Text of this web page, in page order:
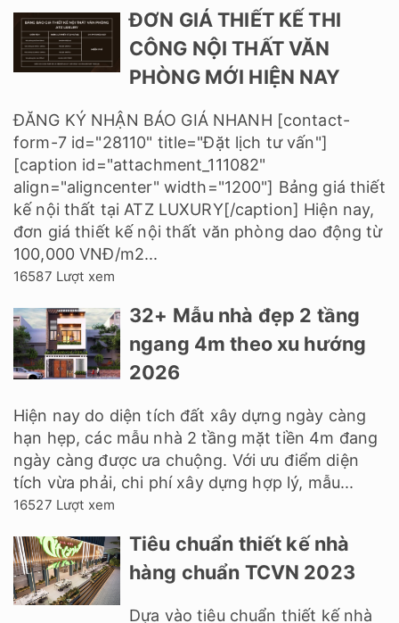
ĐƠN GIÁ THIẾT KẾ THI
CÔNG NỘI THẤT VĂN
PHÒNG MỚI HIỆN NAY
ĐĂNG KÝ NHẬN BÁO GIÁ NHANH [contact-
form-7 id="28110" title="Đặt lịch tư vấn"]
[caption id="attachment_111082"
align="aligncenter" width="1200"] Bảng giá thiết
kế nội thất tại ATZ LUXURY[/caption] Hiện nay,
đơn giá thiết kế nội thất văn phòng dao động từ
100,000 VNĐ/m2...
16587 Lượt xem
32+ Mẫu nhà đẹp 2 tầng
ngang 4m theo xu hướng
2026
Hiện nay do diện tích đất xây dựng ngày càng
hạn hẹp, các mẫu nhà 2 tầng mặt tiền 4m đang
ngày càng được ưa chuộng. Với ưu điểm diện
tích vừa phải, chi phí xây dựng hợp lý, mẫu...
16527 Lượt xem
Tiêu chuẩn thiết kế nhà
hàng chuẩn TCVN 2023
Dựa vào tiêu chuẩn thiết kế nhà